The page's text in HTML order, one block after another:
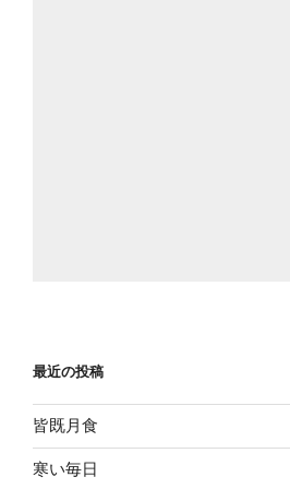
最近の投稿
皆既月食
寒い毎日